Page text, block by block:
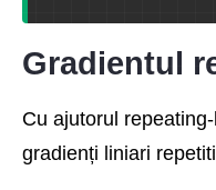
Gradientul
Cu ajutorul
gradienți liniari